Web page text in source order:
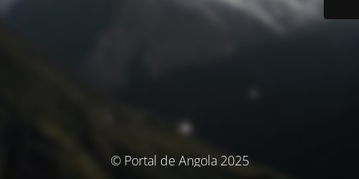
© Portal de Angola 2025